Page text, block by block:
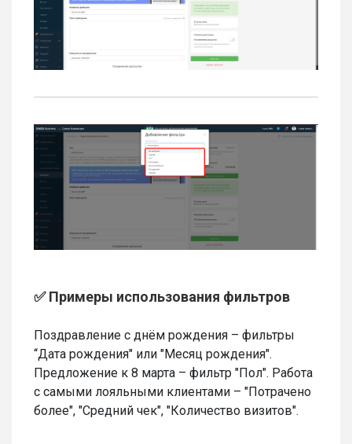
✅ Примеры использования фильтров
Поздравление с днём рождения – фильтры
“Дата рождения" или "Месяц рождения".
Предложение к 8 марта – фильтр "Пол". Работа
с самыми лояльными клиентами – "Потрачено
более", "Средний чек", "Количество визитов".